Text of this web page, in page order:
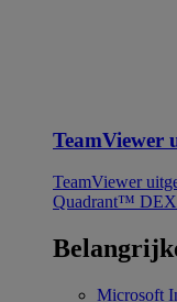
TeamViewer
TeamViewer
Quadrant™
Microsoft